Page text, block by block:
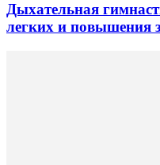
Дыхательная
легких и повышения